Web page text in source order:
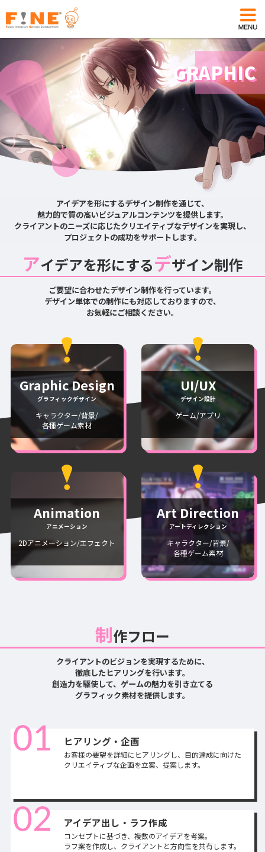
GRAPHIC
アイデアを形にするデザイン制作を通じて、
魅力的で質の高いビジュアルコンテンツを提供します。
クライアントのニーズに応じたクリエイティブなデザインを実現し、
プロジェクトの成功をサポートします。
アイデアを形にするデザイン制作
ご要望に合わせたデザイン制作を行っています。
デザイン単体での制作にも対応しておりますので、
お気軽にご相談ください。
Graphic Design
グラフィックデザイン
キャラクター/背景/
各種ゲーム素材
UI/UX
デザイン設計
ゲーム/アプリ
Animation
アニメーション
2Dアニメーション/エフェクト
Art Direction
アートディレクション
キャラクター/背景/
各種ゲーム素材
制作フロー
クライアントのビジョンを実現するために、
徹底したヒアリングを行います。
創造力を駆使して、ゲームの魅力を引き立てる
グラフィック素材を提供します。
ヒアリング・企画
お客様の要望を詳細にヒアリングし、目的達成に向けた
クリエイティブな企画を立案、提案します。
アイデア出し・ラフ作成
コンセプトに基づき、複数のアイデアを考案。
ラフ案を作成し、クライアントと方向性を共有します。